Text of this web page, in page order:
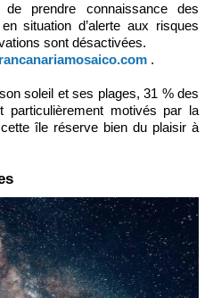
prendre connaissance des
situation d’alerte aux risques
sont désactivées.
.
soleil et ses plages, 31 % des
particulièrement motivés par la
île réserve bien du plaisir à